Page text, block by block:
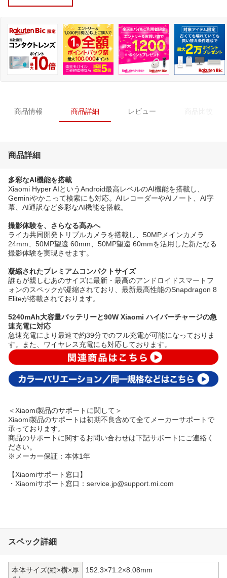
商品情報 商品詳細 レビュー
商品詳細
多彩なAI機能を搭載
Xiaomi Hyper AIというAndroid最高レベルのAI機能を搭載し、
Geminiやかこって検索にも対応。AIレコーダーやAIノート、AI字
幕、AI通訳など多彩なAI機能を搭載。
撮影体験を、さらなる高みへ
ライカ共同開発トリプルカメラを搭載し、50MPメインカメラ
24mm、50MP望遠 60mm、50MP望遠 60mmを活用した新たなる
撮影体験を実現させます。
凝縮されたプレミアムコンパクトサイズ
誰もが親しむあのサイズに最新・最高のアンドロイドスマートフ
ォンのスペックが凝縮されており、最新最高性能のSnapdragon 8
Eliteが搭載されております。
5240mAh大容量バッテリーと90W Xiaomi ハイパーチャージの急
速充電に対応
急速充電により最速で約39分でのフル充電が可能になっておりま
す。また、ワイヤレス充電にも対応しております。
＜Xiaomi製品のサポートに関して＞
Xiaomi製品のサポートは初期不良含めて全てメーカーサポートで
承っております。
商品のサポートに関するお問い合わせは下記サポートにご連絡く
ださい。
※メーカー保証：本体1年
【Xiaomiサポート窓口】
・Xiaomiサポート窓口：service.jp@support.mi.com
スペック詳細
本体サイズ(縦×横×厚
152.3×71.2×8.08mm